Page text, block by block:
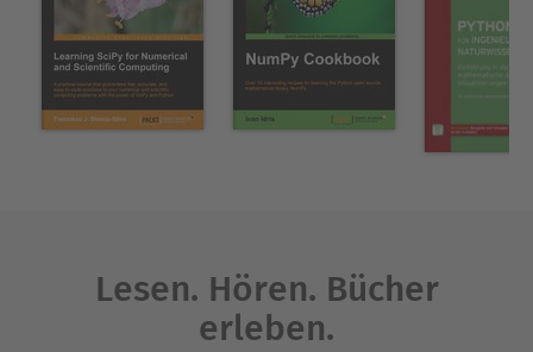
Über John Smith
Washington, D.C.
Lesen. Hören. Bücher
erleben.